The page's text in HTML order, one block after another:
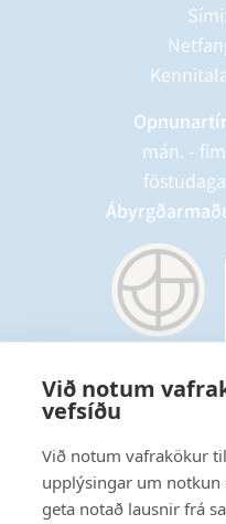
Við notum
vefsíðu
Við notum vafrakökur
upplýsingar um
geta notað lausnir frá
Sími:
mán. -
Hafðu